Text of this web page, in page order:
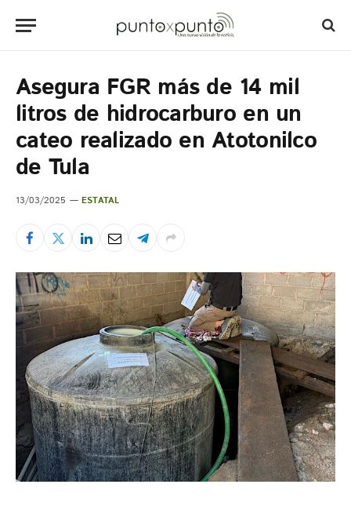
Asegura FGR más de 14 mil
litros de hidrocarburo en un
cateo realizado en Atotonilco
de Tula
13/03/2025 ESTATAL